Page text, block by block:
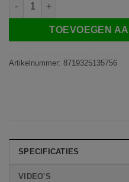
TOEVOEGEN
Artikelnummer: 8719325135756
SPECIFICATIES
VIDEO'S